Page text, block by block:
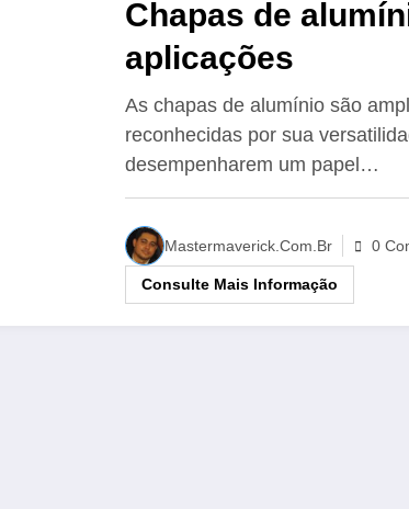
Chapas de
aplicações
As chapas de alumínio são
reconhecidas por sua
desempenharem um papel…
Mastermaverick.com.br 0
Consulte Mais Informação